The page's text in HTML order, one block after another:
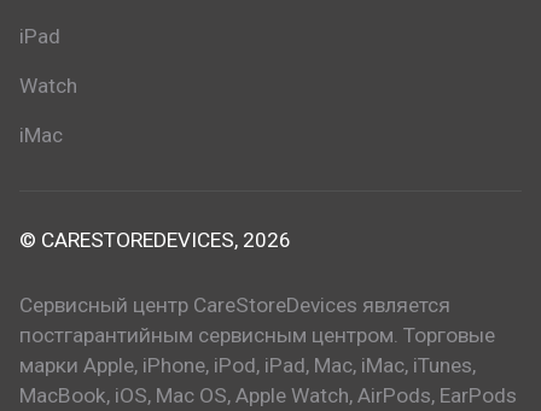
iPad
Watch
iMac
© CARESTOREDEVICES, 2026
Сервисный центр CareStoreDevices является
постгарантийным сервисным центром. Торговые
марки Apple, iPhone, iPod, iPad, Mac, iMac, iTunes,
MacBook, iOS, Mac OS, Apple Watch, AirPods, EarPods